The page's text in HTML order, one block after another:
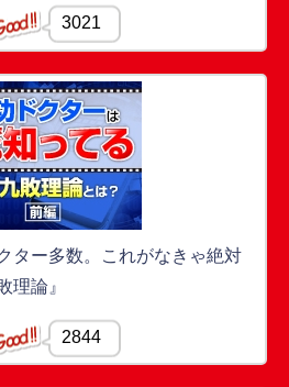
3021
ター多数。これがなきゃ絶対
理論』
2844